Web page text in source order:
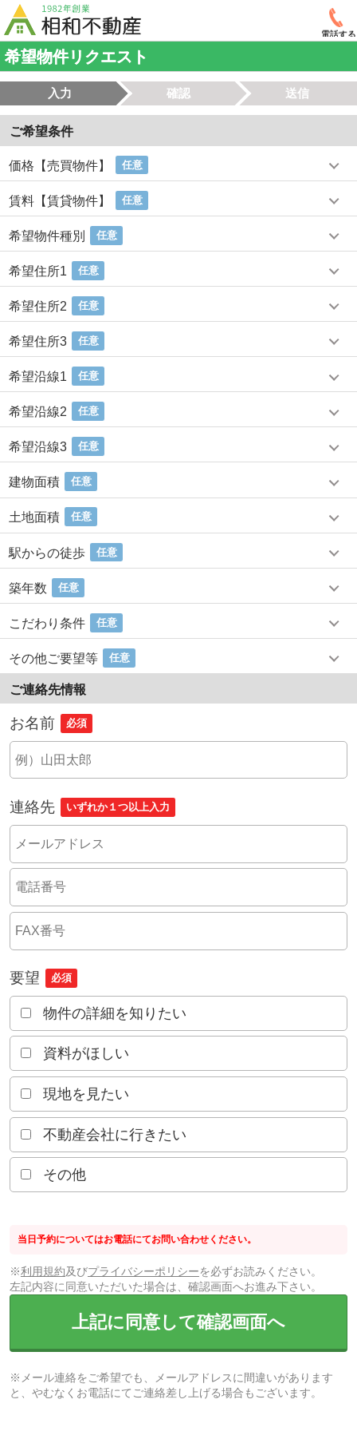
電話する
希望物件リクエスト
入力 確認 送信
ご希望条件
価格【売買物件】 任意
賃料【賃貸物件】 任意
希望物件種別 任意
希望住所1 任意
希望住所2 任意
希望住所3 任意
希望沿線1 任意
希望沿線2 任意
希望沿線3 任意
建物面積 任意
土地面積 任意
駅からの徒歩 任意
築年数 任意
こだわり条件 任意
その他ご要望等 任意
ご連絡先情報
お名前 必須
連絡先 いずれか１つ以上入力
要望 必須
物件の詳細を知りたい
資料がほしい
現地を見たい
不動産会社に行きたい
その他
当日予約についてはお電話にてお問い合わせください。
※利用規約及びプライバシーポリシーを必ずお読みください。
左記内容に同意いただいた場合は、確認画面へお進み下さい。
上記に同意して確認画面へ
※メール連絡をご希望でも、メールアドレスに間違いがあります
と、やむなくお電話にてご連絡差し上げる場合もございます。